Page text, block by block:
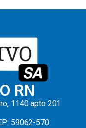
RN
1140 apto 201
59062-570